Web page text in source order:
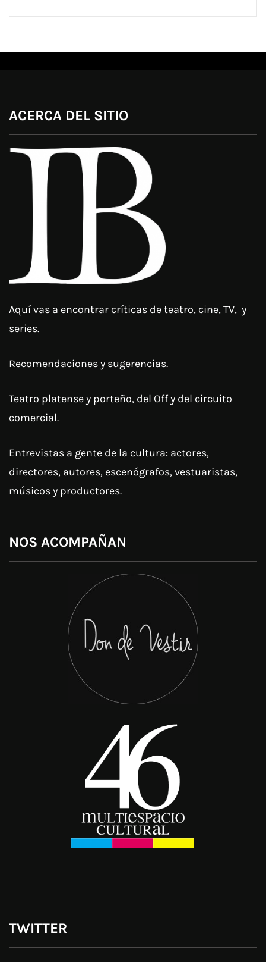
ACERCA DEL SITIO
Aquí vas a encontrar críticas de teatro, cine, TV, y
series.
Recomendaciones y sugerencias.
Teatro platense y porteño, del Off y del circuito
comercial.
Entrevistas a gente de la cultura: actores,
directores, autores, escenógrafos, vestuaristas,
músicos y productores.
NOS ACOMPAÑAN
TWITTER